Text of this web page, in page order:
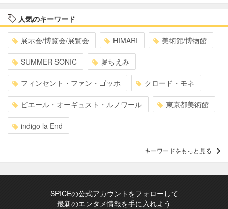
人気のキーワード
展示会/博覧会/展覧会 HIMARI 美術館/博物館
SUMMER SONIC 堀ちえみ
フィンセント・ファン・ゴッホ クロード・モネ
ピエール・オーギュスト・ルノワール 東京都美術館
indigo la End
キーワードをもっと見る
SPICEの公式アカウントをフォローして
最新のエンタメ情報を手に入れよう